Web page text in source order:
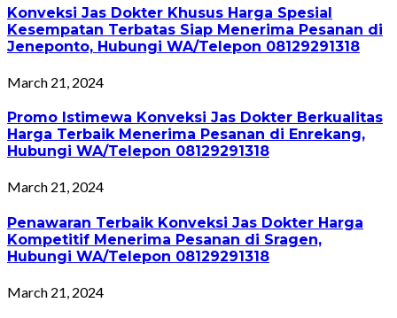
Konveksi Jas Dokter Khusus Harga Spesial
Kesempatan Terbatas Siap Menerima Pesanan di
Jeneponto, Hubungi WA/Telepon 08129291318
March 21, 2024
Promo Istimewa Konveksi Jas Dokter Berkualitas
Harga Terbaik Menerima Pesanan di Enrekang,
Hubungi WA/Telepon 08129291318
March 21, 2024
Penawaran Terbaik Konveksi Jas Dokter Harga
Kompetitif Menerima Pesanan di Sragen,
Hubungi WA/Telepon 08129291318
March 21, 2024